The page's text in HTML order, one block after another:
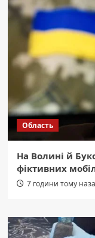
Область
На Волині й
фіктивних
7 години тому